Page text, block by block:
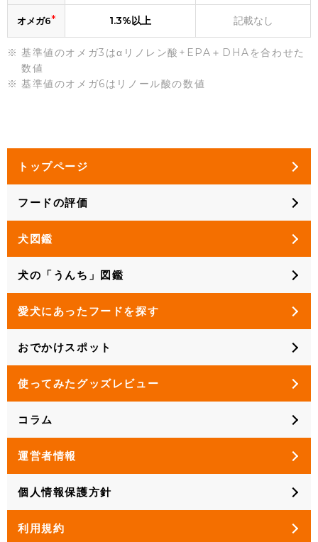
オメガ6* 1.3%以上 記載なし
基準値のオメガ3はαリノレン酸+EPA＋DHAを合わせた
数値
基準値のオメガ6はリノール酸の数値
トップページ
フードの評価
犬図鑑
犬の「うんち」図鑑
愛犬にあったフードを探す
おでかけスポット
使ってみたグッズレビュー
コラム
運営者情報
個人情報保護方針
利用規約